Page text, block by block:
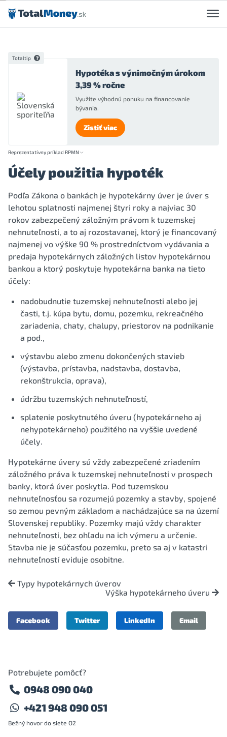
Preskočiť na obsah
Totaltip
Hypotéka s výnimočným úrokom
3,39 % ročne
Využite výhodnú ponuku na financovanie
bývania.
Zistiť viac
Reprezentatívny príklad RPMN
Účely použitia hypoték
Podľa Zákona o bankách je hypotekárny úver je úver s
lehotou splatnosti najmenej štyri roky a najviac 30
rokov zabezpečený záložným právom k tuzemskej
nehnuteľnosti, a to aj rozostavanej, ktorý je financovaný
najmenej vo výške 90 % prostredníctvom vydávania a
predaja hypotekárnych záložných listov hypotekárnou
bankou a ktorý poskytuje hypotekárna banka na tieto
účely:
nadobudnutie tuzemskej nehnuteľnosti alebo jej
časti, t.j. kúpa bytu, domu, pozemku, rekreačného
zariadenia, chaty, chalupy, priestorov na podnikanie
a pod.,
výstavbu alebo zmenu dokončených stavieb
(výstavba, prístavba, nadstavba, dostavba,
rekonštrukcia, oprava),
údržbu tuzemských nehnuteľností,
splatenie poskytnutého úveru (hypotekárneho aj
nehypotekárneho) použitého na vyššie uvedené
účely.
Hypotekárne úvery sú vždy zabezpečené zriadením
záložného práva k tuzemskej nehnuteľnosti v prospech
banky, ktorá úver poskytla. Pod tuzemskou
nehnuteľnosťou sa rozumejú pozemky a stavby, spojené
so zemou pevným základom a nachádzajúce sa na území
Slovenskej republiky. Pozemky majú vždy charakter
nehnuteľnosti, bez ohľadu na ich výmeru a určenie.
Stavba nie je súčasťou pozemku, preto sa aj v katastri
nehnuteľností eviduje osobitne.
Typy hypotekárnych úverov
Výška hypotekárneho úveru
Facebook Twitter LinkedIn Email
Potrebujete pomôcť?
0948 090 040
+421 948 090 051
Bežný hovor do siete O2